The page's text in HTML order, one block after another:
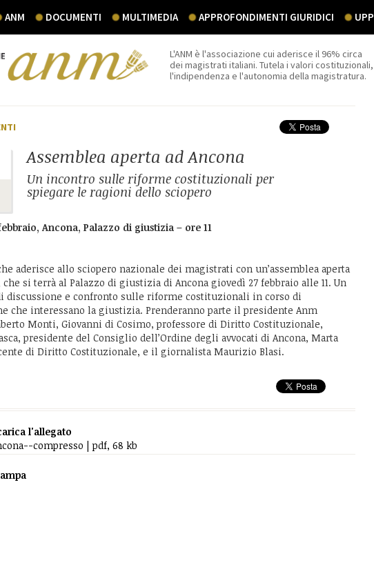
ANM DOCUMENTI MULTIMEDIA APPROFONDIMENTI GIURIDICI UPP
L'ANM è l'associazione cui aderisce il 96% circa
dei magistrati italiani. Tutela i valori costituzionali,
l'indipendenza e l'autonomia della magistratura.
Assemblea aperta ad Ancona
Un incontro sulle riforme costituzionali per
spiegare le ragioni dello sciopero
Ancona, Palazzo di giustizia – ore 11
aderisce allo sciopero nazionale dei magistrati con un’assemblea aperta
si terrà al Palazzo di giustizia di Ancona giovedì 27 febbraio alle 11. Un
discussione e confronto sulle riforme costituzionali in corso di
che interessano la giustizia. Prenderanno parte il presidente Anm
Monti, Giovanni di Cosimo, professore di Diritto Costituzionale,
presidente del Consiglio dell’Ordine degli avvocati di Ancona, Marta
di Diritto Costituzionale, e il giornalista Maurizio Blasi.
l'allegato
compresso | pdf, 68 kb